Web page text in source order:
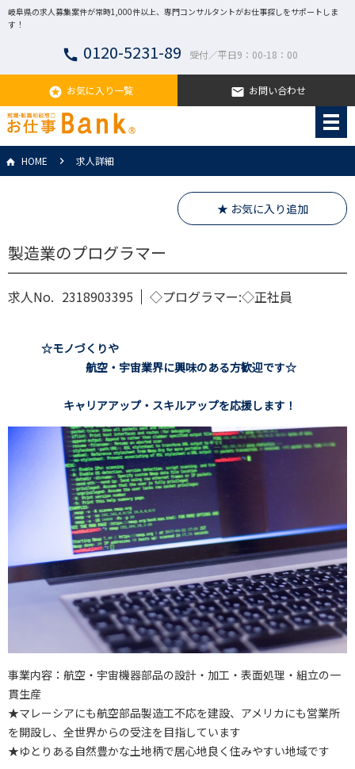
岐阜県の求人募集案件が常時1,000件以上、専門コンサルタントがお仕事探しをサポートしま
す！
call 0120-5231-89 受付／平日9：00-18：00
stars お気に入り一覧 email お問い合わせ
HOME 求人詳細
★ お気に入り追加
製造業のプログラマー
求人No. 2318903395 ◇プログラマー:◇正社員
☆モノづくりや
航空・宇宙業界に興味のある方歓迎です☆
キャリアアップ・スキルアップを応援します！
事業内容：航空・宇宙機器部品の設計・加工・表面処理・組立の一
貫生産
★マレーシアにも航空部品製造工不応を建設、アメリカにも営業所
を開設し、全世界からの受注を目指しています
★ゆとりある自然豊かな土地柄で居心地良く住みやすい地域です